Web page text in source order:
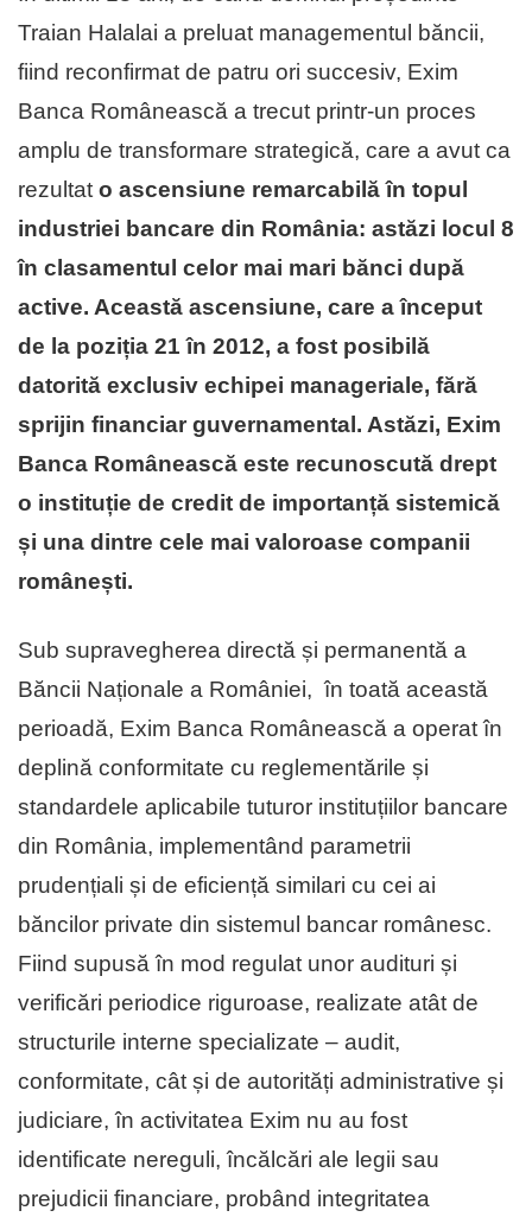
Traian Halalai a preluat managementul băncii,
fiind reconfirmat de patru ori succesiv, Exim
Banca Românească a trecut printr-un proces
amplu de transformare strategică, care a avut ca
rezultat o ascensiune remarcabilă în topul
industriei bancare din România: astăzi locul 8
în clasamentul celor mai mari bănci după
active. Această ascensiune, care a început
de la poziția 21 în 2012, a fost posibilă
datorită exclusiv echipei manageriale, fără
sprijin financiar guvernamental. Astăzi, Exim
Banca Românească este recunoscută drept
o instituție de credit de importanță sistemică
și una dintre cele mai valoroase companii
românești.
Sub supravegherea directă și permanentă a
Băncii Naționale a României, în toată această
perioadă, Exim Banca Românească a operat în
deplină conformitate cu reglementările și
standardele aplicabile tuturor instituțiilor bancare
din România, implementând parametrii
prudențiali și de eficiență similari cu cei ai
băncilor private din sistemul bancar românesc.
Fiind supusă în mod regulat unor audituri și
verificări periodice riguroase, realizate atât de
structurile interne specializate – audit,
conformitate, cât și de autorități administrative și
judiciare, în activitatea Exim nu au fost
identificate nereguli, încălcări ale legii sau
prejudicii financiare, probând integritatea